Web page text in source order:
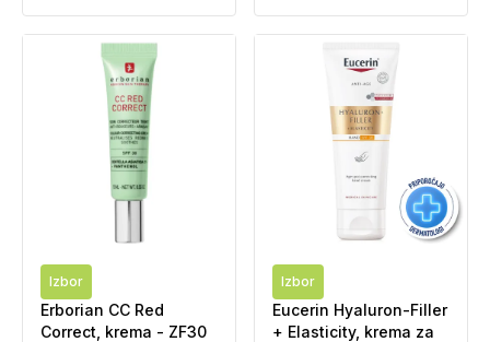
Izbor
Erborian CC Red
Correct, krema - ZF30
Izbor
Eucerin Hyaluron-Filler
+ Elasticity, krema za